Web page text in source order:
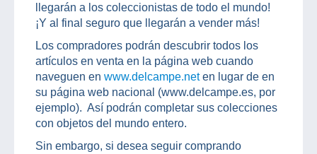
llegarán a los coleccionistas de todo el mundo!
¡Y al final seguro que llegarán a vender más!
Los compradores podrán descubrir todos los
artículos en venta en la página web cuando
naveguen en www.delcampe.neten lugar de en
su página web nacional (www.delcampe.es, por
ejemplo). Así podrán completar sus colecciones
con objetos del mundo entero.
Sin embargo, si desea seguir comprando